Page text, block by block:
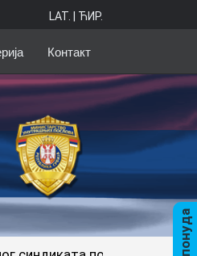
LAT. ЋИР.
Контакт